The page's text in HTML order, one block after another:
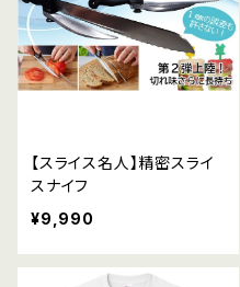
【スライス名人】精密スライ
スナイフ
¥9,990